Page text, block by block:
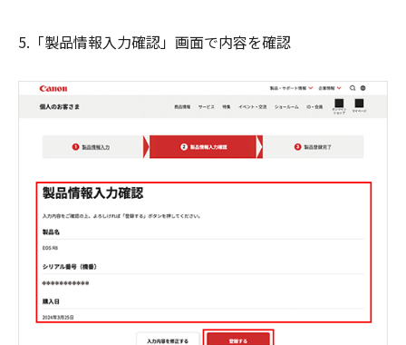
5.「製品情報入力確認」画面で内容を確認